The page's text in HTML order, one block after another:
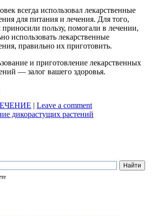
всегда использовал лекарственные
для питания и лечения. Для того,
приносили пользу, помогали в лечении,
использовать лекарственные
правильно их приготовить.
и приготовление лекарственных
— залог вашего здоровья.
| Leave a comment
дикорастущих растений